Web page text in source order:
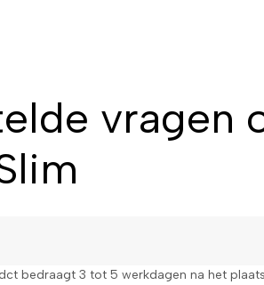
vragen
bedraagt 3 tot 5 werkdagen na het